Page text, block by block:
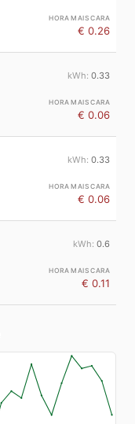
€ 0.26
0.33
€ 0.06
0.33
€ 0.06
0.6
€ 0.11